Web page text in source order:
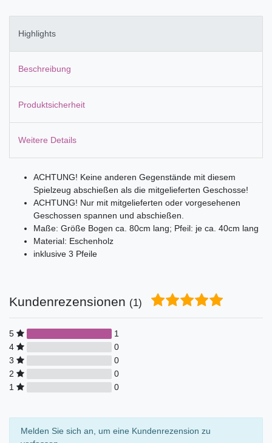
Highlights
Beschreibung
Produktsicherheit
Weitere Details
ACHTUNG! Keine anderen Gegenstände mit diesem
Spielzeug abschießen als die mitgelieferten Geschosse!
​ACHTUNG! Nur mit mitgelieferten oder vorgesehenen
Geschossen spannen und abschießen.
Maße: Größe Bogen ca. 80cm lang; Pfeil: je ca. 40cm lang
Material: Eschenholz
inklusive 3 Pfeile
Kundenrezensionen (1)
5
1
4
0
3
0
2
0
1
0
Melden Sie sich an, um eine Kundenrezension zu